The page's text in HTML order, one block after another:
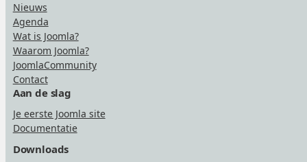
Nieuws
Agenda
Wat is Joomla?
Waarom Joomla?
JoomlaCommunity
Contact
Aan de slag
Je eerste Joomla site
Documentatie
Downloads